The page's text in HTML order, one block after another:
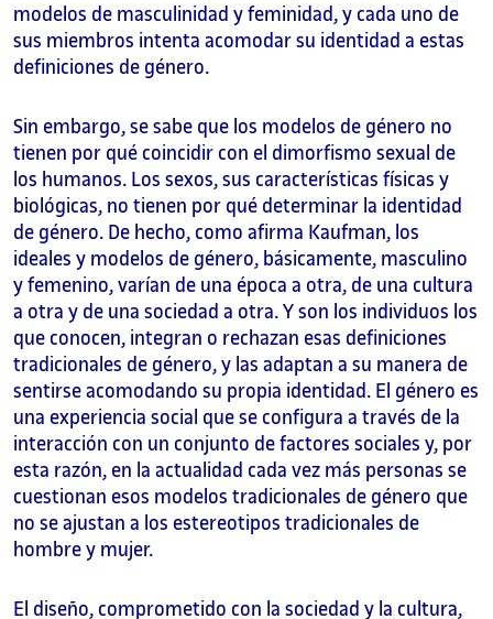
modelos de masculinidad y feminidad, y cada uno de
sus miembros intenta acomodar su identidad a estas
definiciones de género.
Sin embargo, se sabe que los modelos de género no
tienen por qué coincidir con el dimorfismo sexual de
los humanos. Los sexos, sus características físicas y
biológicas, no tienen por qué determinar la identidad
de género. De hecho, como afirma Kaufman, los
ideales y modelos de género, básicamente, masculino
y femenino, varían de una época a otra, de una cultura
a otra y de una sociedad a otra. Y son los individuos los
que conocen, integran o rechazan esas definiciones
tradicionales de género, y las adaptan a su manera de
sentirse acomodando su propia identidad. El género es
una experiencia social que se configura a través de la
interacción con un conjunto de factores sociales y, por
esta razón, en la actualidad cada vez más personas se
cuestionan esos modelos tradicionales de género que
no se ajustan a los estereotipos tradicionales de
hombre y mujer.
El diseño, comprometido con la sociedad y la cultura,